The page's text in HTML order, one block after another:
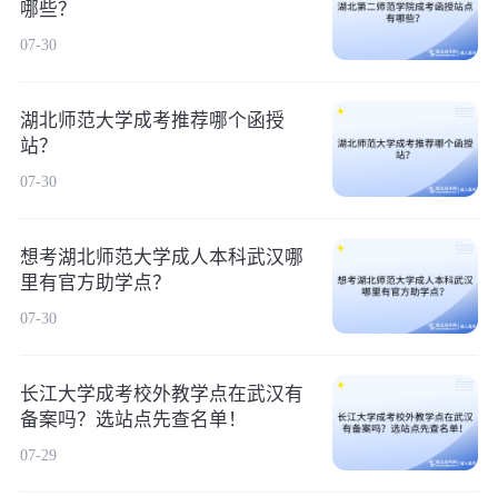
哪些？
07-30
湖北师范大学成考推荐哪个函授
站？
07-30
想考湖北师范大学成人本科武汉哪
里有官方助学点？
07-30
长江大学成考校外教学点在武汉有
备案吗？选站点先查名单！
07-29